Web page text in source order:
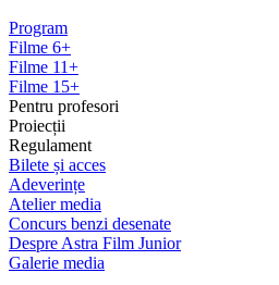
Program
Filme 6+
Filme 11+
Filme 15+
Pentru profesori
Proiecții
Regulament
Bilete și acces
Adeverințe
Atelier media
Concurs benzi desenate
Despre Astra Film Junior
Galerie media